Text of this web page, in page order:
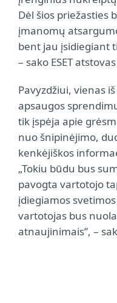
Dėl šios priežasties
įmanomų
bent jau įsidiegiant
– sako ESET
Pavyzdžiui, vienas
apsaugos
tik įspėja apie
nuo šnipinėjimo,
kenkėjiškos
„Tokiu būdu bus
pavogta vartotojo
įdiegiamos
vartotojas bus
atnaujinimais”, –